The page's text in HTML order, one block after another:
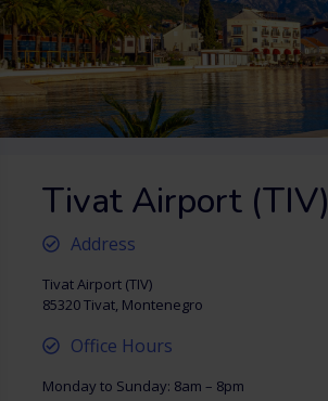
PTPortuguês
TRTürkçe
Tivat Airport (TIV)
Address
Tivat Airport (TIV)
85320 Tivat, Montenegro
Office Hours
Monday to Sunday: 8am – 8pm